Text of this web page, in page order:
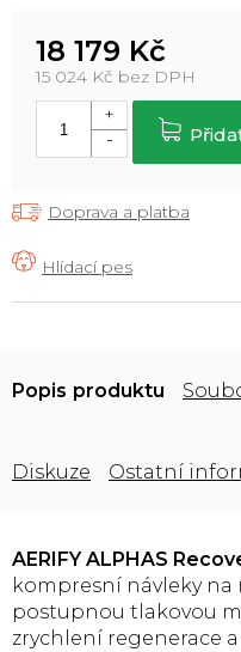
18 179 Kč
15 024 Kč bez DPH
cena:
Doprava a platba
Popis
Diskuze Ostatní
AERIFY ALPHAS
kompresní návleky na
postupnou tlakovou
zrychlení regenerace